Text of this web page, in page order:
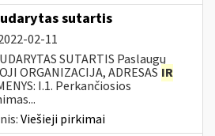
sutartis
02-11
SUTARTIS Paslaugų
ORGANIZACIJA, ADRESAS IR
I.1. Perkančiosios
Viešieji pirkimai